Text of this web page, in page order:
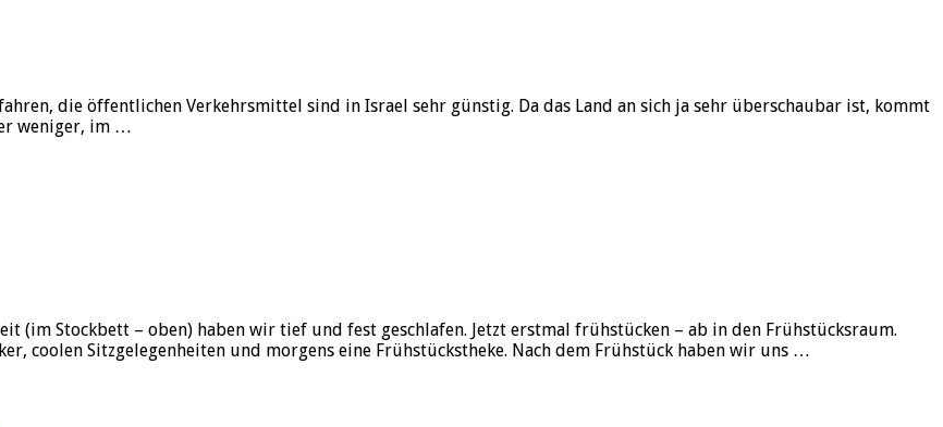
die öffentlichen Verkehrsmittel sind in Israel sehr günstig. Da das Land an sich ja sehr überschaubar ist, kommt
weniger, im …
(im Stockbett – oben) haben wir tief und fest geschlafen. Jetzt erstmal frühstücken – ab in den Frühstücksraum.
coolen Sitzgelegenheiten und morgens eine Frühstückstheke. Nach dem Frühstück haben wir uns …